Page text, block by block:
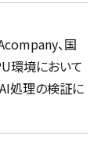
、国
環境において
処理の検証に